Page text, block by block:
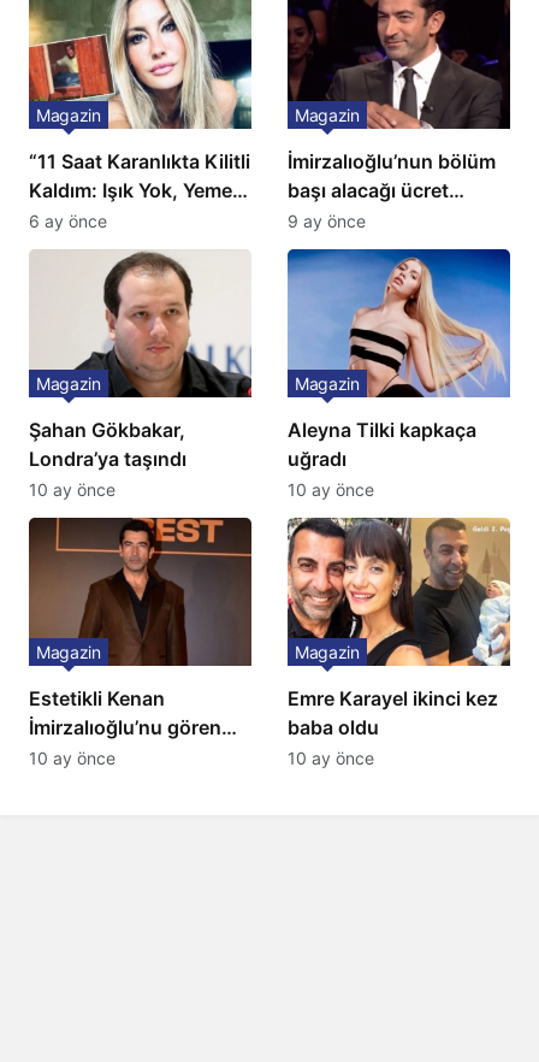
“11 Saat Karanlıkta Kilitli
Kaldım: Işık Yok, Yemek
Yok, Tuvalet Yok!”
Çağla Şikel’den Şok
Magazin
6 ay önce
İmirzalıoğlu’nun bölüm
başı alacağı ücret
Türkiye’de bir ilk:
Gözünü 2 ilçeye dikti!
Magazin
9 ay önce
Şahan Gökbakar,
Londra’ya taşındı
Magazin
10 ay önce
Aleyna Tilki kapkaça
uğradı
Magazin
10 ay önce
Estetikli Kenan
İmirzalıoğlu’nu gören
tanıyamıyor: Son hali
Magazin
10 ay önce
Emre Karayel ikinci kez
baba oldu
Magazin
10 ay önce